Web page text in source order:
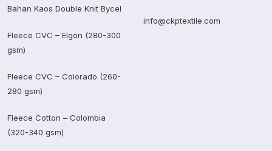
Bahan Kaos Double Knit Bycel
Fleece CVC – Elgon (280-300
gsm)
Fleece CVC – Colorado (260-
280 gsm)
Fleece Cotton – Colombia
(320-340 gsm)
info@ckptextile.com